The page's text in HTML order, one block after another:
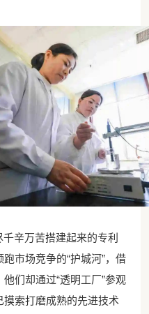
辛万苦搭建起来的专利
市场竞争的“护城河”，借
们却通过“透明工厂”参观
索打磨成熟的先进技术